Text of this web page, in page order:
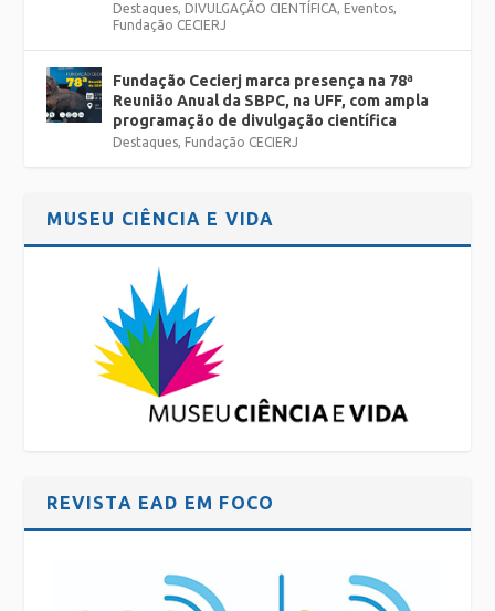
Destaques, DIVULGAÇÃO CIENTÍFICA, Eventos,
Fundação CECIERJ
Fundação Cecierj marca presença na 78ª
Reunião Anual da SBPC, na UFF, com ampla
programação de divulgação científica
Destaques, Fundação CECIERJ
MUSEU CIÊNCIA E VIDA
REVISTA EAD EM FOCO